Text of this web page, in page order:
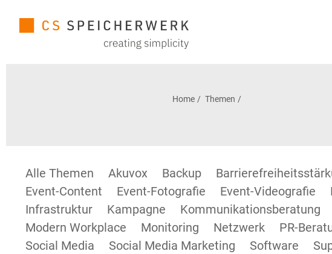
Home Themen
Alle Themen Akuvox Backup
Event-Content
Event-Fotografie Event-Videografie
Infrastruktur
Kampagne Kommunikationsberatung
Modern Workplace
Monitoring Netzwerk PR-
Social Media
Social Media Marketing Software